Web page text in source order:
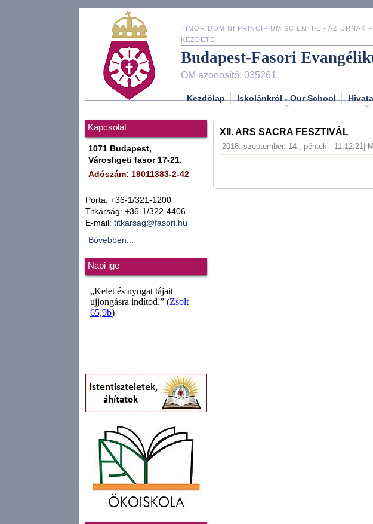
TIMOR DOMINI PRINCIPIUM SCIENTIÆ • AZ ÚRNAK
KEZDETE
Budapest-Fasori
OM azonosító: 035261.
Kezdőlap Iskolánkról - Our School
Kapcsolat
1071 Budapest,
Városligeti fasor 17-21.
Adószám: 19011383-2-42
Porta: +36-1/321-1200
Titkárság: +36-1/322-4406
E-mail: titkarsag@fasori.hu
Bővebben...
Napi ige
XII. ARS SACRA FESZTIVÁL
2018. szeptember. 14., péntek - 11:12:21 |